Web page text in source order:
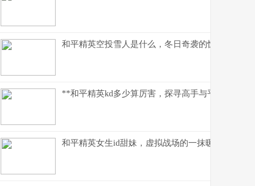
和平精英空投雪人是什么，冬日奇袭的惊喜彩蛋
**和平精英kd多少算厉害，探寻高手与平民的真实
和平精英女生id甜妹，虚拟战场的一抹暖色，副标